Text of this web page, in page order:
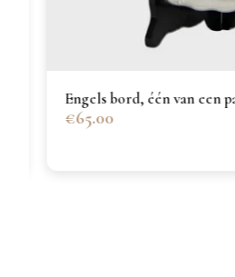
Engels bord, één van een paar
€65.00